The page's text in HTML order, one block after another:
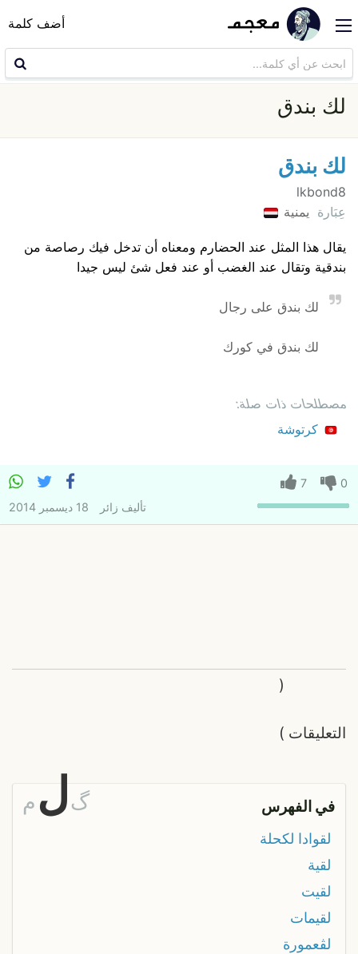
أضف كلمة
لك بندق
لك بندق
lkbond8
عِبَارة يمنية
يقال هذا المثل عند الحضارم ومعناه أن تدخل فيك رصاصة من
بندقية وتقال عند الغضب أو عند فعل شئ ليس جيدا
لك بندق على رجال
لك بندق في كورك
مصطلحات ذات صلة:
كرتوشة
0
7
تأليف زائر 18 ديسمبر 2014
التعليقات
(
)
في الفهرس گل م
لقوادا لكحلة
لقية
لقيت
لقيمات
لڨعمورة